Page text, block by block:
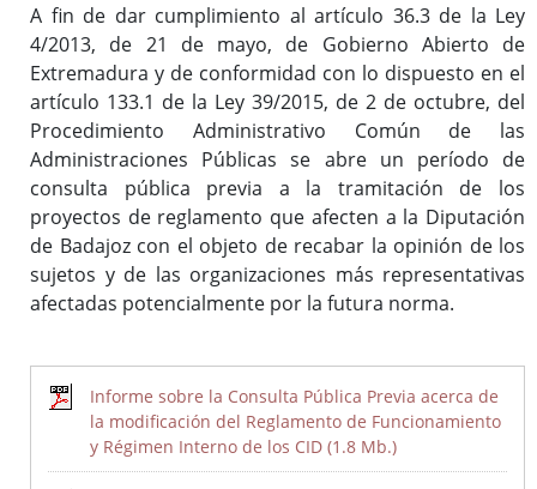
Inicio
A fin de dar cumplimiento al artículo 36.3 de la Ley
4/2013, de 21 de mayo, de Gobierno Abierto de
Extremadura y de conformidad con lo dispuesto en el
artículo 133.1 de la Ley 39/2015, de 2 de octubre, del
Procedimiento Administrativo Común de las
Administraciones Públicas se abre un período de
consulta pública previa a la tramitación de los
proyectos de reglamento que afecten a la Diputación
de Badajoz con el objeto de recabar la opinión de los
sujetos y de las organizaciones más representativas
afectadas potencialmente por la futura norma.
Informe sobre la Consulta Pública Previa acerca de
la modificación del Reglamento de Funcionamiento
y Régimen Interno de los CID (1.8 Mb.)